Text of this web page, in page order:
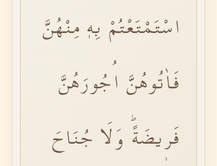
اسْتَمْتَعْتُمْ بِهٖ مِنْهُنَّ
فَاٰتُوهُنَّ اُجُورَهُنَّ
فَرٖيضَةًۜ وَلَا جُنَاحَ